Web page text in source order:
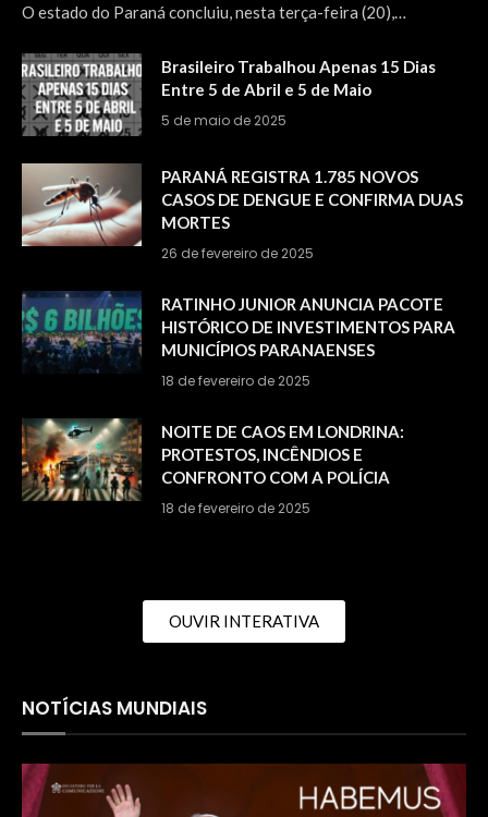
O estado do Paraná concluiu, nesta terça-feira (20),…
Brasileiro Trabalhou Apenas 15 Dias
Entre 5 de Abril e 5 de Maio
5 de maio de 2025
PARANÁ REGISTRA 1.785 NOVOS
CASOS DE DENGUE E CONFIRMA DUAS
MORTES
26 de fevereiro de 2025
RATINHO JUNIOR ANUNCIA PACOTE
HISTÓRICO DE INVESTIMENTOS PARA
MUNICÍPIOS PARANAENSES
18 de fevereiro de 2025
NOITE DE CAOS EM LONDRINA:
PROTESTOS, INCÊNDIOS E
CONFRONTO COM A POLÍCIA
18 de fevereiro de 2025
OUVIR INTERATIVA
NOTÍCIAS MUNDIAIS